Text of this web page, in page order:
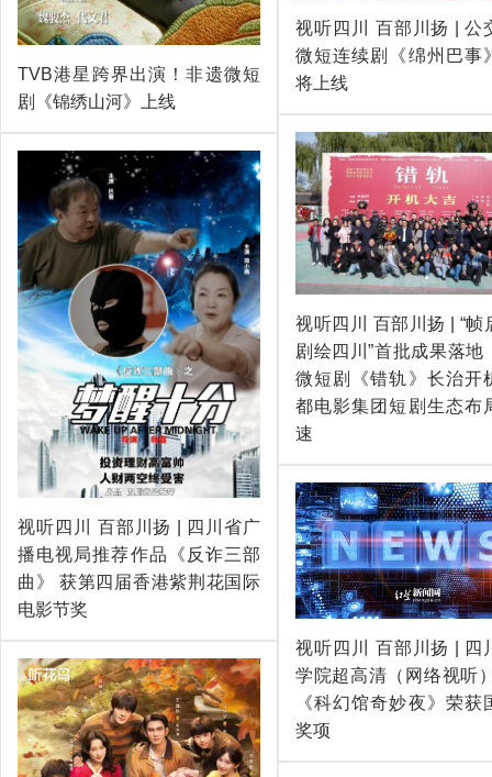
TVB港星跨界出演！非遗微短
剧《锦绣山河》上线
视听四川 百部川扬 | 四川省广
播电视局推荐作品《反诈三部
曲》 获第四届香港紫荆花国际
电影节奖
视听四川 百部川扬 | 公
微短连续剧《绵州巴事
将上线
视听四川 百部川扬 | “帧
剧绘四川”首批成果落地
微短剧《错轨》长治开
都电影集团短剧生态布
速
视听四川 百部川扬 | 四
学院超高清（网络视听
《科幻馆奇妙夜》荣获
奖项